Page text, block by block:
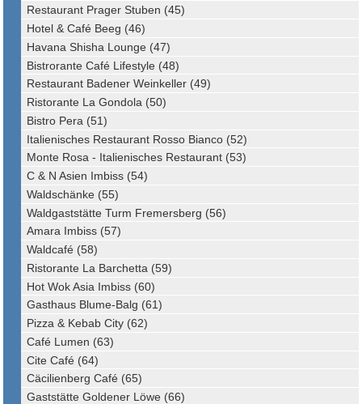
Restaurant Prager Stuben (45)
Hotel & Café Beeg (46)
Havana Shisha Lounge (47)
Bistrorante Café Lifestyle (48)
Restaurant Badener Weinkeller (49)
Ristorante La Gondola (50)
Bistro Pera (51)
Italienisches Restaurant Rosso Bianco (52)
Monte Rosa - Italienisches Restaurant (53)
C & N Asien Imbiss (54)
Waldschänke (55)
Waldgaststätte Turm Fremersberg (56)
Amara Imbiss (57)
Waldcafé (58)
Ristorante La Barchetta (59)
Hot Wok Asia Imbiss (60)
Gasthaus Blume-Balg (61)
Pizza & Kebab City (62)
Café Lumen (63)
Cite Café (64)
Cäcilienberg Café (65)
Gaststätte Goldener Löwe (66)